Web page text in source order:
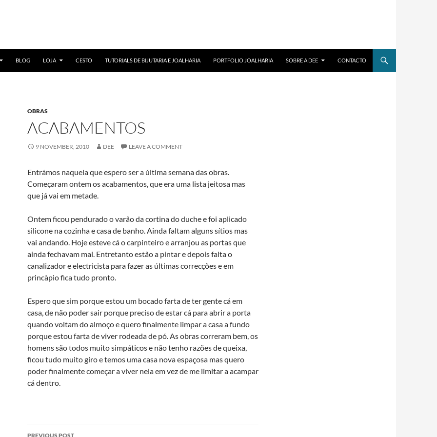
BLOG LOJA CESTO TUTORIALS DE BIJUTARIA E JOALHARIA PORTFOLIO JOALHARIA SOBRE A DEE CONTACTO
OBRAS
ACABAMENTOS
9 NOVEMBER, 2010 DEE LEAVE A COMMENT
Entrámos naquela que espero ser a última semana das obras.
Começaram ontem os acabamentos, que era uma lista jeitosa mas
que já vai em metade.
Ontem ficou pendurado o varão da cortina do duche e foi aplicado
silicone na cozinha e casa de banho. Ainda faltam alguns sí­tios mas
vai andando. Hoje esteve cá o carpinteiro e arranjou as portas que
ainda fechavam mal. Entretanto estão a pintar e depois falta o
canalizador e electricista para fazer as últimas correcções e em
princà­pio fica tudo pronto.
Espero que sim porque estou um bocado farta de ter gente cá em
casa, de não poder sair porque preciso de estar cá para abrir a porta
quando voltam do almoço e quero finalmente limpar a casa a fundo
porque estou farta de viver rodeada de pó. As obras correram bem, os
homens são todos muito simpáticos e não tenho razões de queixa,
ficou tudo muito giro e temos uma casa nova espaçosa mas quero
poder finalmente começar a viver nela em vez de me limitar a acampar
cá dentro.
Post
PREVIOUS POST